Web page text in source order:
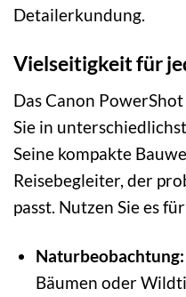
Detailerkundung.
Vielseitigkeit für
Das Canon
Sie in
Seine kompakte
Reisebegleiter, der
passt. Nutzen Sie es
Naturbeobachtung:
Bäumen oder